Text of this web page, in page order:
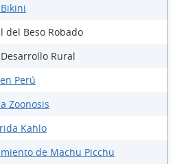
del Beso Robado
Rural
Perú
Zoonosis
Kahlo
de Machu Picchu